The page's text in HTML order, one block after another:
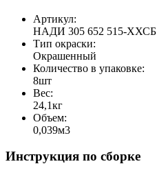
Артикул:
НАДИ 305 652 515-ХХСБ
Тип окраски:
Окрашенный
Количество в упаковке:
8шт
Вес:
24,1кг
Объем:
0,039м3
Инструкция по сборке